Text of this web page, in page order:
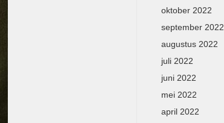
oktober 2022
september 2022
augustus 2022
juli 2022
juni 2022
mei 2022
april 2022